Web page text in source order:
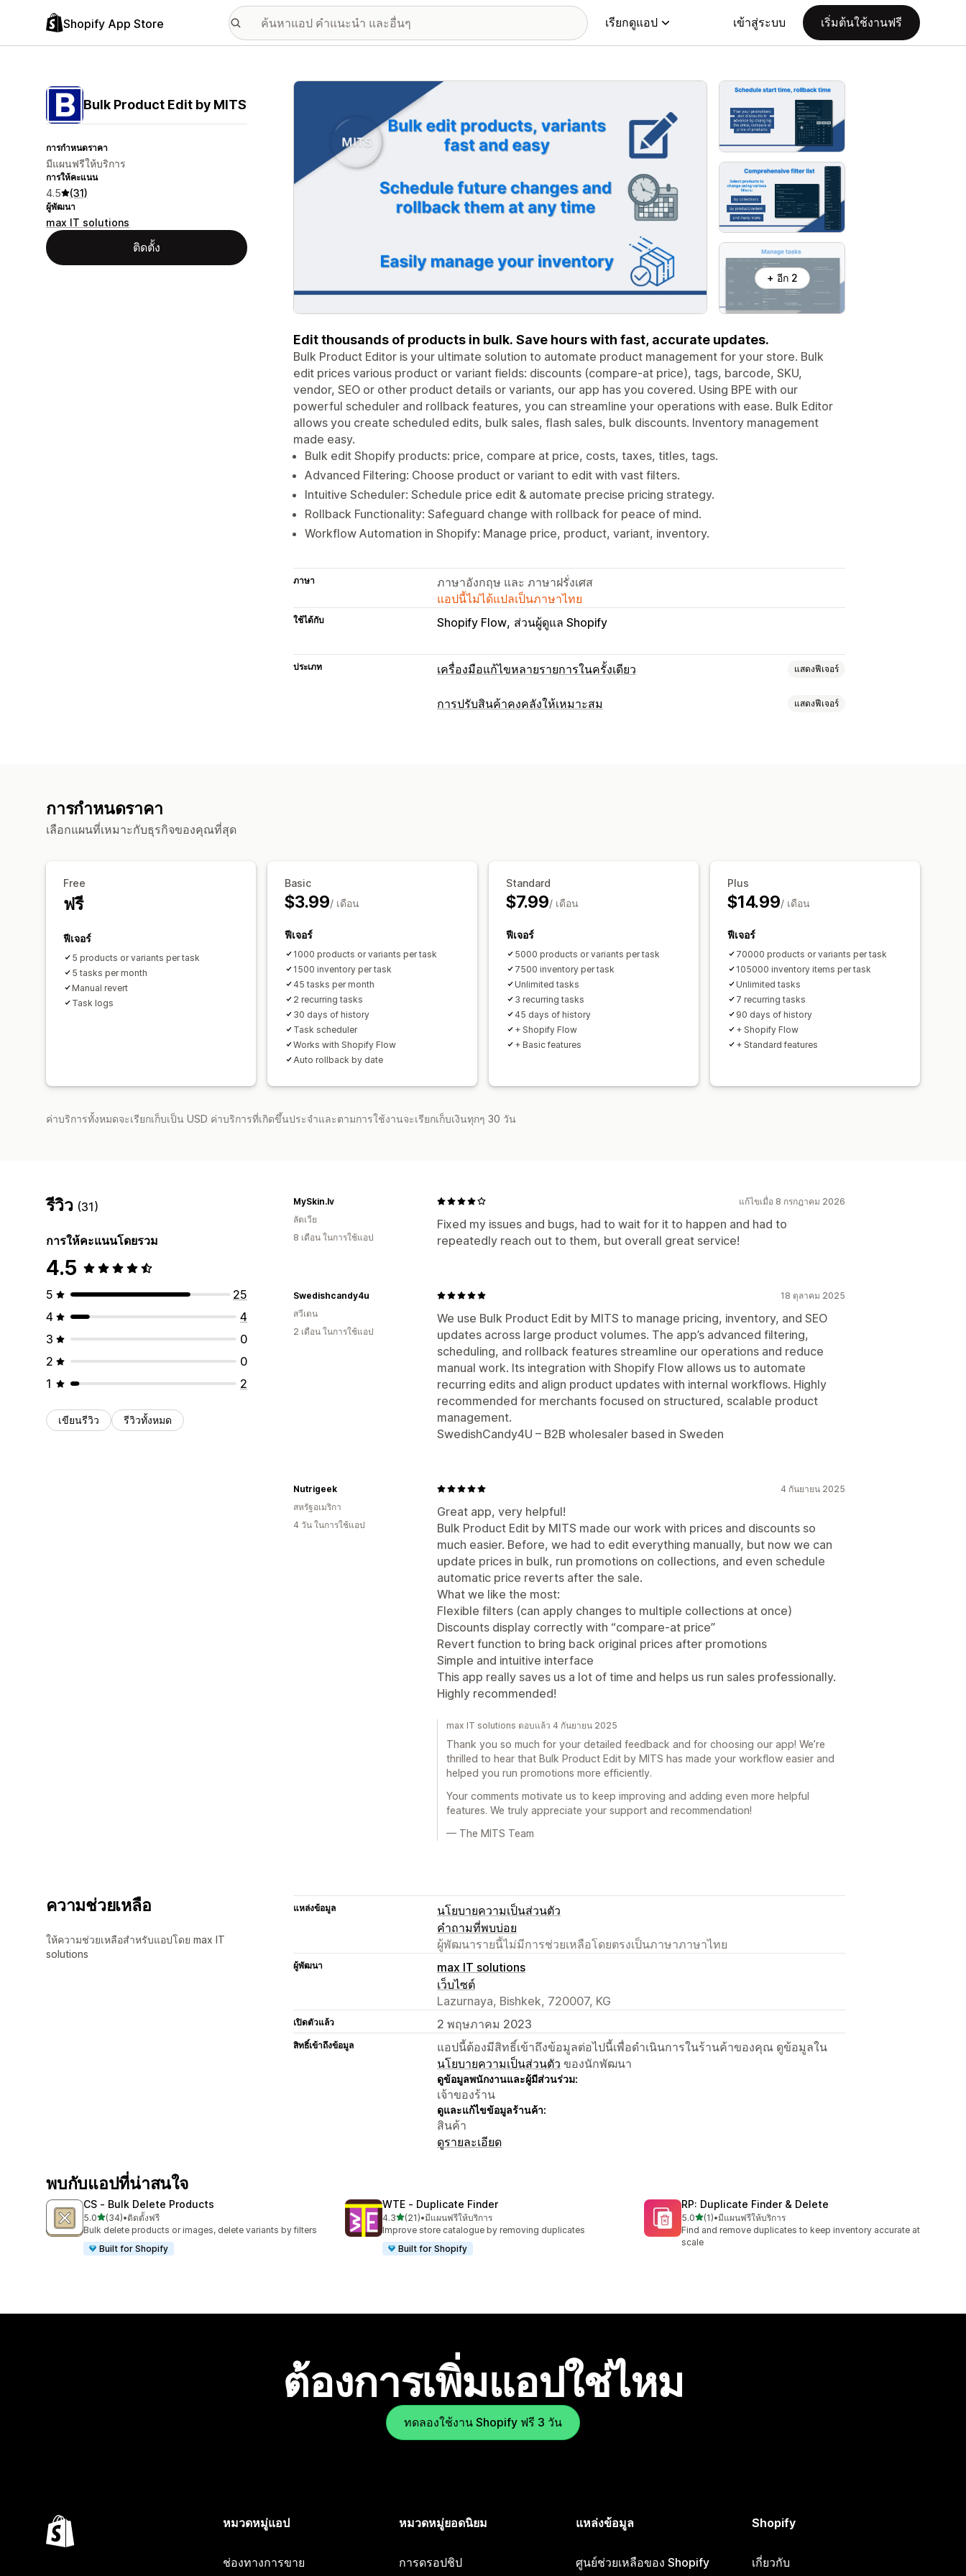
Shopify App Store เรียกดูแอป เข้าสู่ระบบ เริ่มต้นใช้งานฟรี
Bulk Product Edit by MITS
การกำหนดราคา
มีแผนฟรีให้บริการ
การให้คะแนน
4.5 (31)
ผู้พัฒนา
max IT solutions
ติดตั้ง
แกลเลอรีรูปภาพที่แสดง
+ อีก 2
Edit thousands of products in bulk. Save hours with fast, accurate updates.
Bulk Product Editor is your ultimate solution to automate product management for your store. Bulk
edit prices various product or variant fields: discounts (compare-at price), tags, barcode, SKU,
vendor, SEO or other product details or variants, our app has you covered. Using BPE with our
powerful scheduler and rollback features, you can streamline your operations with ease. Bulk Editor
allows you create scheduled edits, bulk sales, flash sales, bulk discounts. Inventory management
made easy.
Bulk edit Shopify products: price, compare at price, costs, taxes, titles, tags.
Advanced Filtering: Choose product or variant to edit with vast filters.
Intuitive Scheduler: Schedule price edit & automate precise pricing strategy.
Rollback Functionality: Safeguard change with rollback for peace of mind.
Workflow Automation in Shopify: Manage price, product, variant, inventory.
ภาษา
ภาษาอังกฤษ และ ภาษาฝรั่งเศส
แอปนี้ไม่ได้แปลเป็นภาษาไทย
ใช้ได้กับ Shopify Flow ส่วนผู้ดูแล Shopify
ประเภท เครื่องมือแก้ไขหลายรายการในครั้งเดียว แสดงฟีเจอร์
แหล่งข้อมูลที่แก้ไขได้
การปรับสินค้าคงคลังให้เหมาะสม แสดงฟีเจอร์
การกำหนดราคา
เลือกแผนที่เหมาะกับธุรกิจของคุณที่สุด
Free
ฟรี
ฟีเจอร์
5 products or variants per task
5 tasks per month
Manual revert
Task logs
Basic
$3.99/ เดือน
ฟีเจอร์
1000 products or variants per task
1500 inventory per task
45 tasks per month
2 recurring tasks
30 days of history
Task scheduler
Works with Shopify Flow
Auto rollback by date
Standard
$7.99/ เดือน
ฟีเจอร์
5000 products or variants per task
7500 inventory per task
Unlimited tasks
3 recurring tasks
45 days of history
+ Shopify Flow
+ Basic features
Plus
$14.99/ เดือน
ฟีเจอร์
70000 products or variants per task
105000 inventory items per task
Unlimited tasks
7 recurring tasks
90 days of history
+ Shopify Flow
+ Standard features
ค่าบริการทั้งหมดจะเรียกเก็บเป็น USD ค่าบริการที่เกิดขึ้นประจำและตามการใช้งานจะเรียกเก็บเงินทุกๆ 30 วัน
รีวิว (31)
การให้คะแนนโดยรวม
4.5
5
25
4
4
3
0
2
0
1
2
เขียนรีวิว รีวิวทั้งหมด
แก้ไขเมื่อ 8 กรกฎาคม 2026
Fixed my issues and bugs, had to wait for it to happen and had to
repeatedly reach out to them, but overall great service!
MySkin.lv
ลัตเวีย
8 เดือน ในการใช้แอป
18 ตุลาคม 2025
We use Bulk Product Edit by MITS to manage pricing, inventory, and SEO
updates across large product volumes. The app’s advanced filtering,
scheduling, and rollback features streamline our operations and reduce
manual work. Its integration with Shopify Flow allows us to automate
recurring edits and align product updates with internal workflows. Highly
recommended for merchants focused on structured, scalable product
management.
SwedishCandy4U – B2B wholesaler based in Sweden
Swedishcandy4u
สวีเดน
2 เดือน ในการใช้แอป
4 กันยายน 2025
Great app, very helpful!
Bulk Product Edit by MITS made our work with prices and discounts so
much easier. Before, we had to edit everything manually, but now we can
update prices in bulk, run promotions on collections, and even schedule
automatic price reverts after the sale.
What we like the most:
Flexible filters (can apply changes to multiple collections at once)
Discounts display correctly with “compare-at price”
Revert function to bring back original prices after promotions
Simple and intuitive interface
This app really saves us a lot of time and helps us run sales professionally.
Highly recommended!
Nutrigeek
สหรัฐอเมริกา
4 วัน ในการใช้แอป
max IT solutions ตอบแล้ว 4 กันยายน 2025
Thank you so much for your detailed feedback and for choosing our app! We’re
thrilled to hear that Bulk Product Edit by MITS has made your workflow easier and
helped you run promotions more efficiently.
Your comments motivate us to keep improving and adding even more helpful
features. We truly appreciate your support and recommendation!
— The MITS Team
ความช่วยเหลือ
ให้ความช่วยเหลือสำหรับแอปโดย max IT
solutions
แหล่งข้อมูล
นโยบายความเป็นส่วนตัว
คำถามที่พบบ่อย
ผู้พัฒนารายนี้ไม่มีการช่วยเหลือโดยตรงเป็นภาษาภาษาไทย
ผู้พัฒนา
max IT solutions
เว็บไซต์
Lazurnaya, Bishkek, 720007, KG
เปิดตัวแล้ว 2 พฤษภาคม 2023
สิทธิ์เข้าถึงข้อมูล
แอปนี้ต้องมีสิทธิ์เข้าถึงข้อมูลต่อไปนี้เพื่อดำเนินการในร้านค้าของคุณ ดูข้อมูลใน
นโยบายความเป็นส่วนตัว ของนักพัฒนา
ดูข้อมูลพนักงานและผู้มีส่วนร่วม:
เจ้าของร้าน
ดูและแก้ไขข้อมูลร้านค้า:
สินค้า
ดูรายละเอียด
พบกับแอปที่น่าสนใจ
CS ‑ Bulk Delete Products
5.0เต็ม 5 ดาว
(34)
ทั้งหมด 34 รีวิว
•ติดตั้งฟรี
Bulk delete products or images, delete variants by filters
Built for Shopify
WTE ‑ Duplicate Finder
4.3เต็ม 5 ดาว
(21)
ทั้งหมด 21 รีวิว
•มีแผนฟรีให้บริการ
Improve store catalogue by removing duplicates
Built for Shopify
RP: Duplicate Finder & Delete
5.0เต็ม 5 ดาว
(1)
ทั้งหมด 1 รีวิว
•มีแผนฟรีให้บริการ
Find and remove duplicates to keep inventory accurate at
scale
ต้องการเพิ่มแอปใช่ไหม
ทดลองใช้งาน Shopify ฟรี 3 วัน
หมวดหมู่แอป
ช่องทางการขาย
หมวดหมู่ยอดนิยม
การดรอปชิป
แหล่งข้อมูล
ศูนย์ช่วยเหลือของ Shopify
Shopify
เกี่ยวกับ